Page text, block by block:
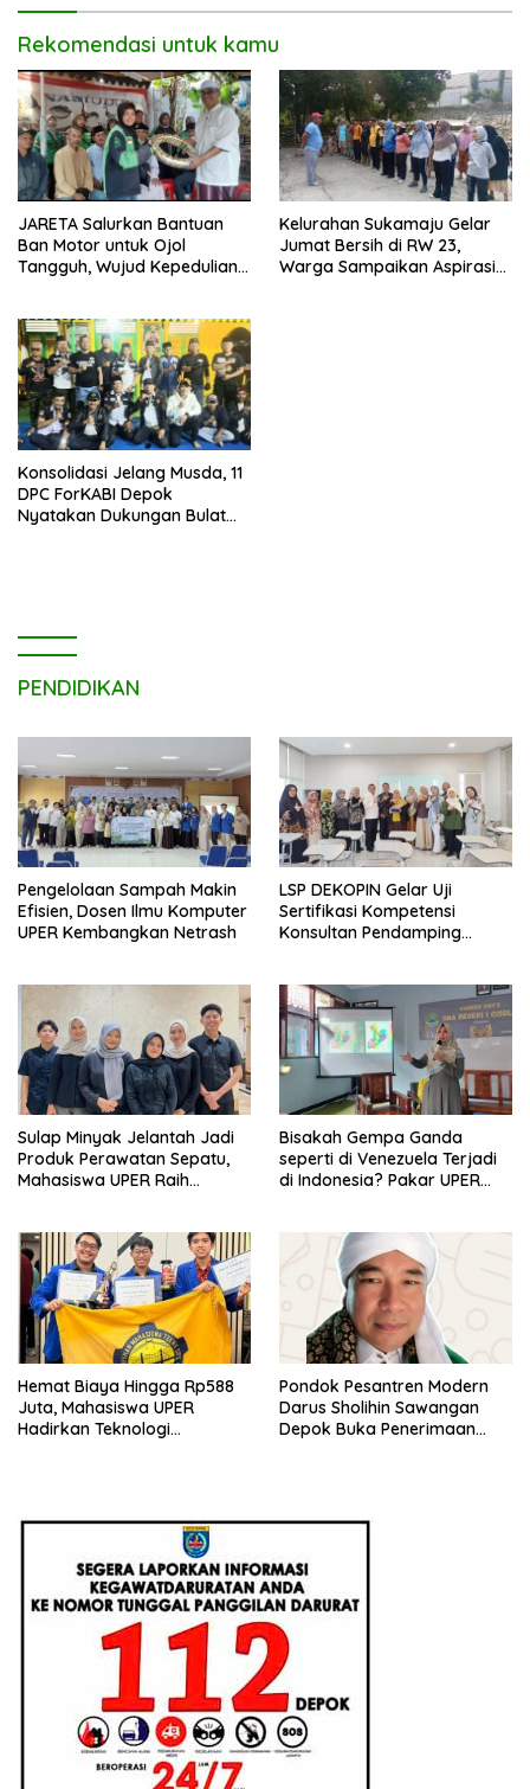
Rekomendasi untuk kamu
JARETA Salurkan Bantuan
Ban Motor untuk Ojol
Tangguh, Wujud Kepedulian
Kelurahan Sukamaju Gelar
Jumat Bersih di RW 23,
Warga Sampaikan Aspirasi
Konsolidasi Jelang Musda, 11
DPC ForKABI Depok
Nyatakan Dukungan Bulat
PENDIDIKAN
Pengelolaan Sampah Makin
Efisien, Dosen Ilmu Komputer
UPER Kembangkan Netrash
LSP DEKOPIN Gelar Uji
Sertifikasi Kompetensi
Konsultan Pendamping
Sulap Minyak Jelantah Jadi
Produk Perawatan Sepatu,
Mahasiswa UPER Raih
Bisakah Gempa Ganda
seperti di Venezuela Terjadi
di Indonesia? Pakar UPER
Hemat Biaya Hingga Rp588
Juta, Mahasiswa UPER
Hadirkan Teknologi
Pondok Pesantren Modern
Darus Sholihin Sawangan
Depok Buka Penerimaan